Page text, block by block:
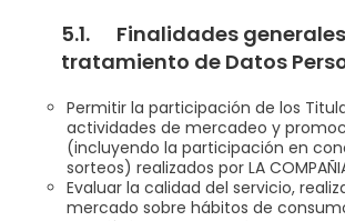
5.1. Finalidades
tratamiento de Datos
Permitir la participación de los
actividades de mercadeo y
(incluyendo la participación en
sorteos) realizados por LA
Evaluar la calidad del servicio,
mercado sobre hábitos de